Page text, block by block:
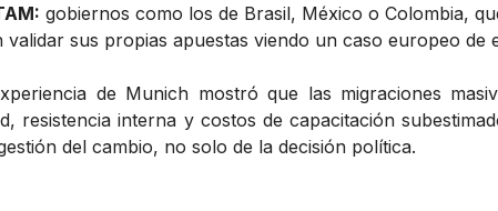
gobiernos como los de Brasil, México o Colombia,
sus propias apuestas viendo un caso europeo de
de Munich mostró que las migraciones
resistencia interna y costos de capacitación
del cambio, no solo de la decisión política.